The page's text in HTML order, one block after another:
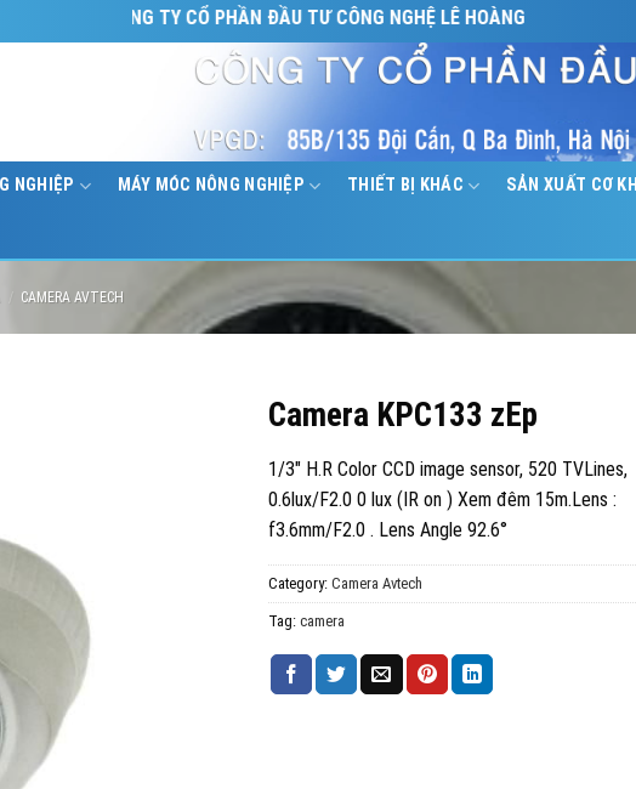
CÔNG TY CỔ PHẦN ĐẦU TƯ CÔNG NGHỆ LÊ HOÀNG
NGHIỆP MÁY MÓC NÔNG NGHIỆP THIẾT BỊ KHÁC SẢN XUẤT CƠ KHÍ
CAMERA AVTECH
Camera KPC133 zEp
1/3″ H.R Color CCD image sensor, 520 TVLines,
0.6lux/F2.0 0 lux (IR on ) Xem đêm 15m.Lens :
f3.6mm/F2.0 . Lens Angle 92.6°
Category:Camera Avtech
Tag:camera